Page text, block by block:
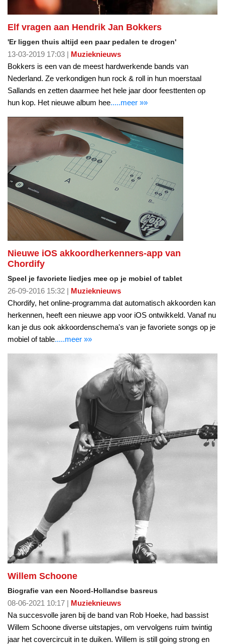
Elf vragen aan Hendrik Jan Bokkers
'Er liggen thuis altijd een paar pedalen te drogen'
13-03-2019 17:03 | Muzieknieuws
Bokkers is een van de meest hardwerkende bands van
Nederland. Ze verkondigen hun rock & roll in hun moerstaal
Sallands en zetten daarmee het hele jaar door feesttenten op
hun kop. Het nieuwe album hee.....meer »»
Nieuwe iOS akkoordherkenners-app van
Chordify
Speel je favoriete liedjes mee op je mobiel of tablet
26-09-2016 15:32 | Muzieknieuws
Chordify, het online-programma dat automatisch akkoorden kan
herkennen, heeft een nieuwe app voor iOS ontwikkeld. Vanaf nu
kan je dus ook akkoordenschema's van je favoriete songs op je
mobiel of table.....meer »»
Willem Schoone
Biografie van een Noord-Hollandse basreus
08-06-2021 10:17 | Muzieknieuws
Na succesvolle jaren bij de band van Rob Hoeke, had bassist
Willem Schoone diverse uitstapjes, om vervolgens ruim twintig
jaar het covercircuit in te duiken. Willem is still going strong en